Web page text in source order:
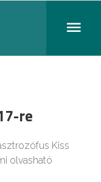
re
Kiss
olvasható